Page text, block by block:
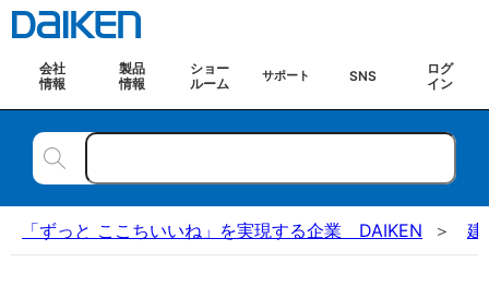
会社
情報
製品
情報
ショー
ルーム
サポート SNS
ログ
イン
「ずっと ここちいいね」を実現する企業 DAIKEN 建